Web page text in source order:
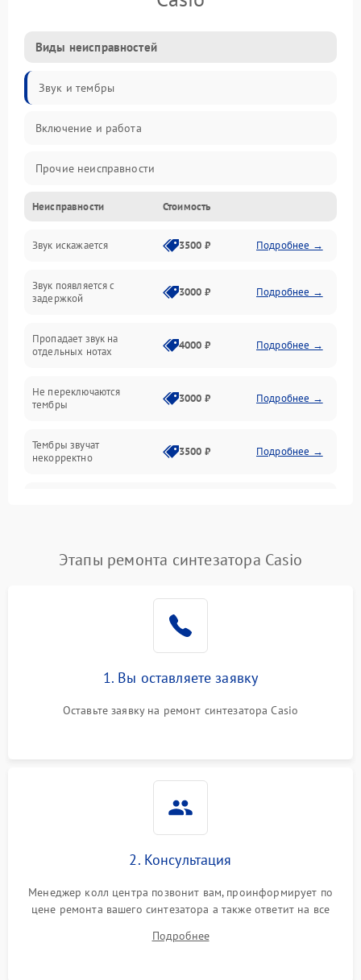
Виды неисправностей
Звук и тембры
Включение и работа
Прочие неисправности
Управление и электроника
Клавиатура
Подключения и интерфейсы
Оптика
Электроника
Неисправности Стоимость
Звук искажается 3500 ₽ Подробнее →
Звук появляется с
задержкой
3000 ₽ Подробнее →
Пропадает звук на
отдельных нотах
4000 ₽ Подробнее →
Не переключаются
тембры
3000 ₽ Подробнее →
Тембры звучат
некорректно
3500 ₽ Подробнее →
Этапы ремонта синтезатора Casio
1. Вы оставляете заявку
Оставьте заявку на ремонт синтезатора Casio
2. Консультация
Менеджер колл центра позвонит вам, проинформирует по
цене ремонта вашего синтезатора а также ответит на все
Подробнее